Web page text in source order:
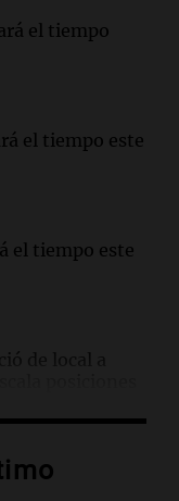
el tiempo
el tiempo este
el tiempo este
de local a